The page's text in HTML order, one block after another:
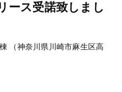
ース受諾致しまし
（神奈川県川崎市麻生区高